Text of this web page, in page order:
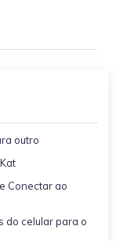
outro
Conectar ao
do celular para o